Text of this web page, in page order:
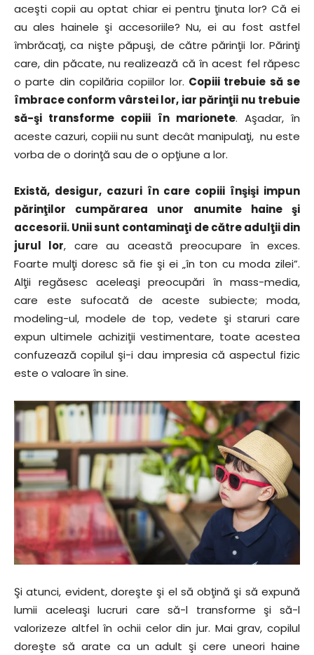
aceşti copii au optat chiar ei pentru ţinuta lor? Că ei
au ales hainele şi accesoriile? Nu, ei au fost astfel
îmbrăcaţi, ca nişte păpuşi, de către părinţii lor. Părinţi
care, din păcate, nu realizează că în acest fel răpesc
o parte din copilăria copiilor lor. Copiii trebuie să se
îmbrace conform vârstei lor, iar părinţii nu trebuie
să-şi transforme copiii în marionete. Aşadar, în
aceste cazuri, copiii nu sunt decât manipulaţi, nu este
vorba de o dorinţă sau de o opţiune a lor.
Există, desigur, cazuri în care copiii înşişi impun
părinţilor cumpărarea unor anumite haine şi
accesorii. Unii sunt contaminaţi de către adulţii din
jurul lor, care au această preocupare în exces.
Foarte mulţi doresc să fie şi ei „în ton cu moda zilei”.
Alţii regăsesc aceleaşi preocupări în mass-media,
care este sufocată de aceste subiecte; moda,
modeling-ul, modele de top, vedete şi staruri care
expun ultimele achiziţii vestimentare, toate acestea
confuzează copilul şi-i dau impresia că aspectul fizic
este o valoare în sine.
Şi atunci, evident, doreşte şi el să obţină şi să expună
lumii aceleaşi lucruri care să-l transforme şi să-l
valorizeze altfel în ochii celor din jur. Mai grav, copilul
doreşte să arate ca un adult şi cere uneori haine